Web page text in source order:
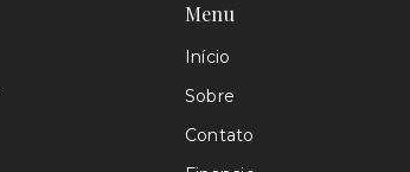
Menu
Início
Sobre
Contato